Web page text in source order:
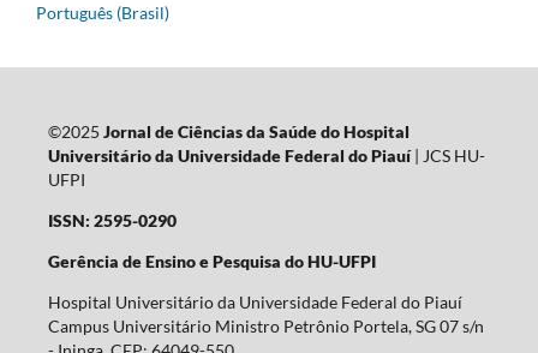
Português (Brasil)
©2025 Jornal de Ciências da Saúde do Hospital
Universitário da Universidade Federal do Piauí| JCS HU-
UFPI
ISSN: 2595-0290
Gerência de Ensino e Pesquisa do HU-UFPI
Hospital Universitário da Universidade Federal do Piauí
Campus Universitário Ministro Petrônio Portela, SG 07 s/n